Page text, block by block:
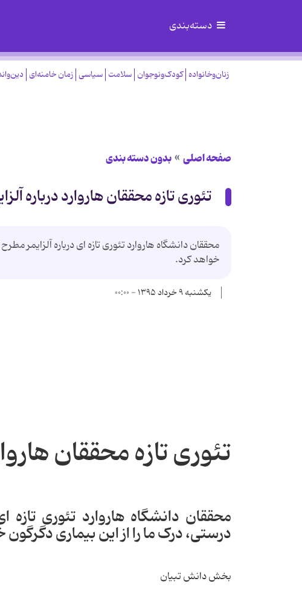
دسته‌بندی
زنان‌وخانواده کودک‌ونوجوان سلامت سیاسی زمان خامنه‌ای
صفحه اصلی بدون دسته بندی
تئوری تازه محققان هاروارد درباره
محققان دانشگاه هاروارد تئوری تازه ای درباره آلزایمر
خواهد کرد.
یکشنبه ۹ خرداد ۱۳۹۵ - ۰۰:۰۰
تئوری تازه محققان
محققان دانشگاه هاروارد تئوری
درستی، درک ما را از این بیماری
بخش دانش تبیان